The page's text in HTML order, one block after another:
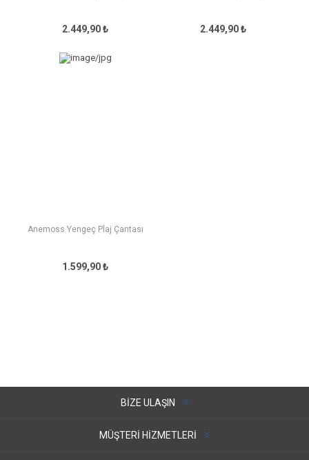
2.449,90 ₺ 2.449,90 ₺
Anemoss Yengeç Plaj Çantası
1.599,90 ₺
BIZE ULAŞIN
MÜŞTERI HIZMETLERI